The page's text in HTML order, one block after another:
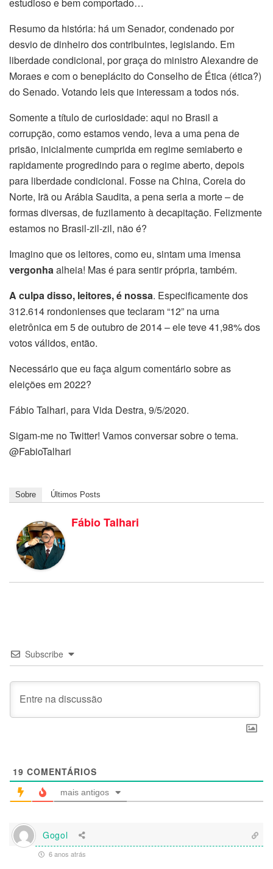
Resumo da história: há um Senador, condenado por
desvio de dinheiro dos contribuintes, legislando. Em
liberdade condicional, por graça do ministro Alexandre de
Moraes e com o beneplácito do Conselho de Ética (ética?)
do Senado. Votando leis que interessam a todos nós.
Somente a título de curiosidade: aqui no Brasil a
corrupção, como estamos vendo, leva a uma pena de
prisão, inicialmente cumprida em regime semiaberto e
rapidamente progredindo para o regime aberto, depois
para liberdade condicional. Fosse na China, Coreia do
Norte, Irã ou Arábia Saudita, a pena seria a morte – de
formas diversas, de fuzilamento à decapitação. Felizmente
estamos no Brasil-zil-zil, não é?
Imagino que os leitores, como eu, sintam uma imensa
vergonha alheia! Mas é para sentir própria, também.
A culpa disso, leitores, é nossa. Especificamente dos
312.614 rondonienses que teclaram “12” na urna
eletrônica em 5 de outubro de 2014 – ele teve 41,98% dos
votos válidos, então.
Necessário que eu faça algum comentário sobre as
eleições em 2022?
Fábio Talhari, para Vida Destra, 9/5/2020.
Sigam-me no Twitter! Vamos conversar sobre o tema.
@FabioTalhari
Sobre Últimos Posts
Fábio Talhari
Subscribe
19 COMENTÁRIOS
mais antigos
Gogol
6 anos atrás